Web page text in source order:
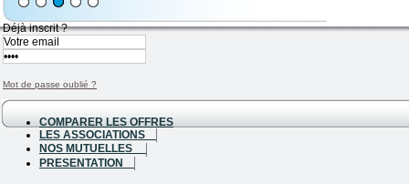
Déjà inscrit ?
Mot de passe oublié ?
COMPARER LES OFFRES
LES ASSOCIATIONS
NOS MUTUELLES
PRESENTATION